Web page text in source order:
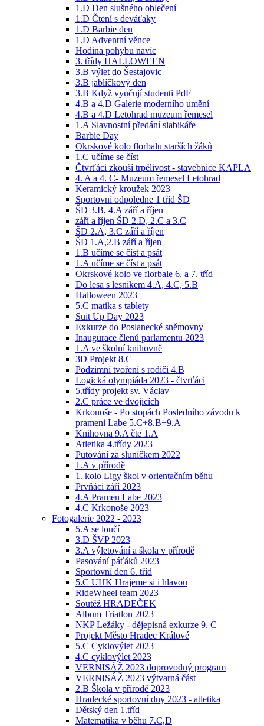
1.D Den slušného oblečení
1.D Čtení s deváťaky
1.D Barbie den
1.D Adventní věnce
Hodina pohybu navíc
3. třídy HALLOWEEN
3.B výlet do Šestajovic
3.B jablíčkový den
3.B Když vyučují studenti PdF
4.B a 4.D Galerie moderního umění
4.B a 4.D Letohrad muzeum řemesel
1.A Slavnostní předání slabikáře
Barbie Day
Okrskové kolo florbalu starších žáků
1.C učíme se číst
Čtvrťáci zkouší trpělivost - stavebnice KAPLA
4. A a 4. C- Muzeum řemesel Letohrad
Keramický kroužek 2023
Sportovní odpoledne 1 tříd ŠD
ŠD 3.B, 4.A září a říjen
září a říjen ŠD 2.D, 2.C a 3.C
ŠD 2.A, 3.C září a říjen
ŠD 1.A,2.B září a říjen
1.B učíme se číst a psát
1.A učíme se číst a psát
Okrskové kolo ve florbale 6. a 7. tříd
Do lesa s lesníkem 4.A, 4.C, 5.B
Halloween 2023
5.C matika s tablety
Suit Up Day 2023
Exkurze do Poslanecké sněmovny
Inaugurace členů parlamentu 2023
1.A ve školní knihovně
3D Projekt 8.C
Podzimní tvoření s rodiči 4.B
Logická olympiáda 2023 - čtvrťáci
5.třídy projekt sv. Václav
2.C práce ve dvojicích
Krkonoše - Po stopách Posledního závodu k
prameni Labe 5.C+8.B+9.A
Knihovna 9.A čte 1.A
Atletika 4.třídy 2023
Putování za sluníčkem 2022
1.A v přírodě
1. kolo Ligy škol v orientačním běhu
Prvňáci září 2023
4.A Pramen Labe 2023
4.C Krkonoše 2023
Fotogalerie 2022 - 2023
5.A se loučí
3.D ŠVP 2023
3.A výletování a škola v přírodě
Pasování páťáků 2023
Sportovní den 6. tříd
5.C UHK Hrajeme si i hlavou
RideWheel team 2023
Soutěž HRADEČEK
Album Triatlon 2023
NKP Ležáky - dějepisná exkurze 9. C
Projekt Město Hradec Králové
5.C Cyklovýlet 2023
4.C cyklovýlet 2023
VERNISÁŽ 2023 doprovodný program
VERNISÁŽ 2023 výtvarná část
2.B Škola v přírodě 2023
Hradecké sportovní dny 2023 - atletika
Dětský den 1.tříd
Matematika v běhu 7.C,D